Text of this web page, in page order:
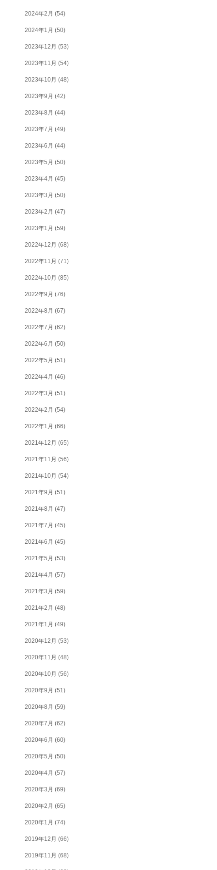
2024年2月 (54)
2024年1月 (50)
2023年12月 (53)
2023年11月 (54)
2023年10月 (48)
2023年9月 (42)
2023年8月 (44)
2023年7月 (49)
2023年6月 (44)
2023年5月 (50)
2023年4月 (45)
2023年3月 (50)
2023年2月 (47)
2023年1月 (59)
2022年12月 (68)
2022年11月 (71)
2022年10月 (85)
2022年9月 (76)
2022年8月 (67)
2022年7月 (62)
2022年6月 (50)
2022年5月 (51)
2022年4月 (46)
2022年3月 (51)
2022年2月 (54)
2022年1月 (66)
2021年12月 (65)
2021年11月 (56)
2021年10月 (54)
2021年9月 (51)
2021年8月 (47)
2021年7月 (45)
2021年6月 (45)
2021年5月 (53)
2021年4月 (57)
2021年3月 (59)
2021年2月 (48)
2021年1月 (49)
2020年12月 (53)
2020年11月 (48)
2020年10月 (56)
2020年9月 (51)
2020年8月 (59)
2020年7月 (62)
2020年6月 (60)
2020年5月 (50)
2020年4月 (57)
2020年3月 (69)
2020年2月 (65)
2020年1月 (74)
2019年12月 (66)
2019年11月 (68)